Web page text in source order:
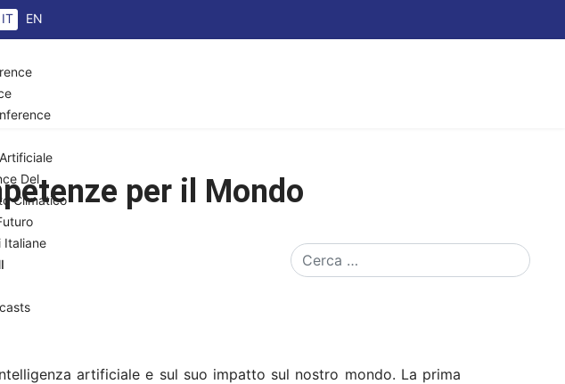
Seleziona la tua lingua
IT EN
Del
Climatico
Italiane
Cerca
per il Mondo
artificiale e sul suo impatto sul nostro mondo. La prima